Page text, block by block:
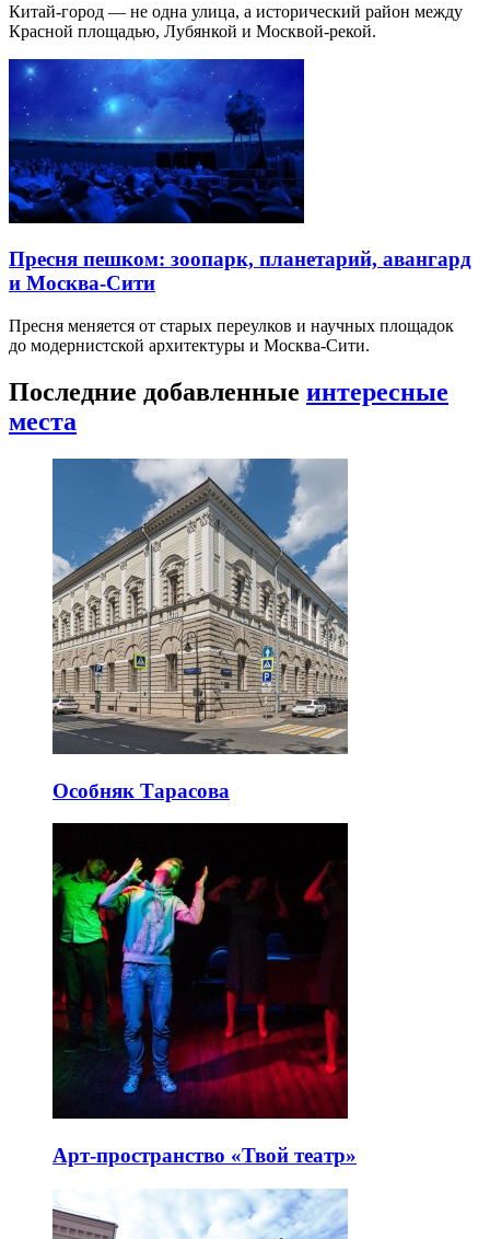
Китай-город — не одна улица, а исторический район между
Красной площадью, Лубянкой и Москвой-рекой.
Пресня пешком: зоопарк, планетарий, авангард
и Москва-Сити
Пресня меняется от старых переулков и научных площадок
до модернистской архитектуры и Москва-Сити.
Последние добавленные интересные
места
Особняк Тарасова
Арт-пространство «Твой театр»